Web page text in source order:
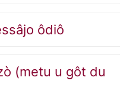
ôdiô
(metu u gôt du